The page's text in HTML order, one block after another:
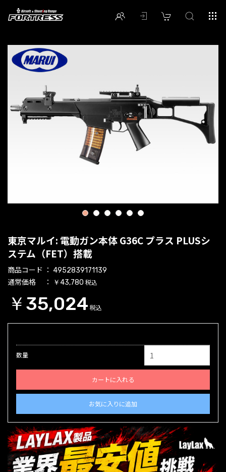
1 2 3 4 5 6
東京マルイ: 電動ガン本体 G36C プラス PLUSシ
ステム（FET）搭載
商品コード 4952839171139
通常価格 ￥43,780 税込
￥35,024 税込
数量
カートに入れる
お気に入りに追加